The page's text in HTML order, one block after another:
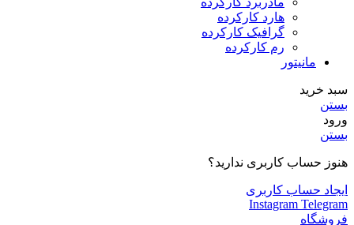
هارد کارکرده
گرافیک کارکرده
رم کارکرده
مانیتور
سبد خرید
بستن
ورود
بستن
هنوز حساب کاربری ندارید؟
ایجاد حساب کاربری
Instagram Telegram
فروشگاه